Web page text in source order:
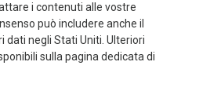
61,20 €
i contenuti alle vostre
può includere anche il
negli Stati Uniti. Ulteriori
sulla pagina dedicata di